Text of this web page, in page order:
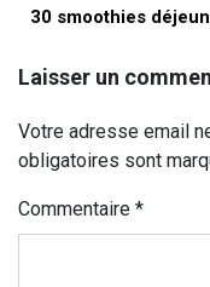
30 smoothies
Laisser un
Votre adresse email
obligatoires sont
Commentaire *